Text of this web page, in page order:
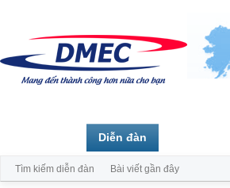
Diễn đàn
Tìm kiếm diễn đàn Bài viết gần đây